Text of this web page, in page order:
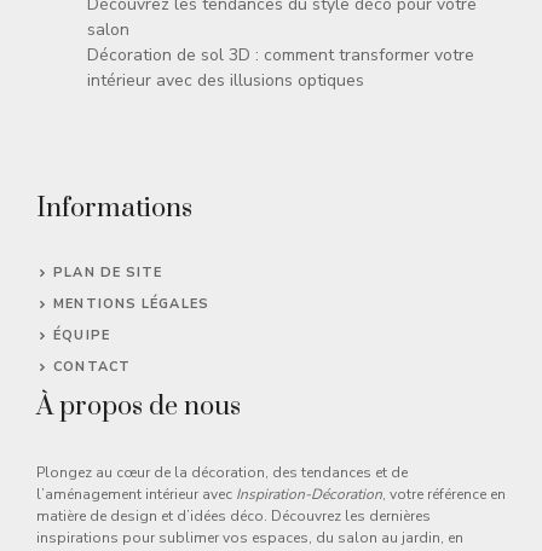
Découvrez les tendances du style déco pour votre
salon
Décoration de sol 3D : comment transformer votre
intérieur avec des illusions optiques
Informations
PLAN DE SITE
MENTIONS LÉGALES
ÉQUIPE
CONTACT
À propos de nous
Plongez au cœur de la décoration, des tendances et de
l’aménagement intérieur avec Inspiration-Décoration, votre référence en
matière de design et d’idées déco. Découvrez les dernières
inspirations pour sublimer vos espaces, du salon au jardin, en